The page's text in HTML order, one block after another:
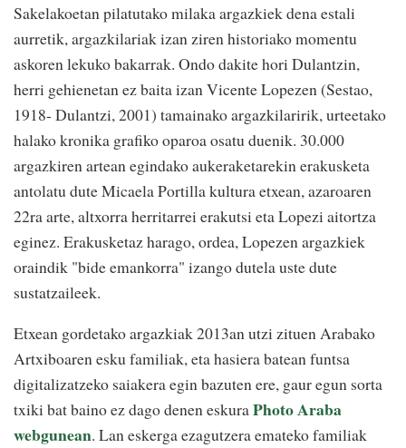
Sakelakoetan pilatutako milaka argazkiek dena estali
aurretik, argazkilariak izan ziren historiako momentu
askoren lekuko bakarrak. Ondo dakite hori Dulantzin,
herri gehienetan ez baita izan Vicente Lopezen (Sestao,
1918- Dulantzi, 2001) tamainako argazkilaririk, urteetako
halako kronika grafiko oparoa osatu duenik. 30.000
argazkiren artean egindako aukeraketarekin erakusketa
antolatu dute Micaela Portilla kultura etxean, azaroaren
22ra arte, altxorra herritarrei erakutsi eta Lopezi aitortza
eginez. Erakusketaz harago, ordea, Lopezen argazkiek
oraindik "bide emankorra" izango dutela uste dute
sustatzaileek.
Etxean gordetako argazkiak 2013an utzi zituen Arabako
Artxiboaren esku familiak, eta hasiera batean funtsa
digitalizatzeko saiakera egin bazuten ere, gaur egun sorta
txiki bat baino ez dago denen eskuraPhoto Araba
webgunean. Lan eskerga ezagutzera emateko familiak